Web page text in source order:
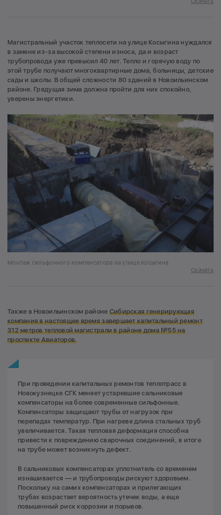
Магистральный участок теплосети на улице Косыгина нуждался
в замене из-за высокой степени износа, да и возраст
трубопровода уже превысил 40 лет. Тепло и горячую воду по
этой трубе получают многоквартирные дома, больницы, детские
сады и школы. В общей сложности 80 зданий в Новоильинском
районе. Грядущая зима должна пройти для них спокойно,
уверены энергетики.
Монтаж сильфонного компенсатора на улице Косыгина
Скачать
Также в Новоильинском районе Сибирская генерирующая
компания в настоящее время завершает капитальный ремонт
312 метров тепловой магистрали в районе дома №55 на
проспекте Авиаторов.
При проведении капитальных ремонтов теплотрасс в
Новокузнецке СГК меняет устаревшие сальниковые
компенсаторы на более современные сильфонные.
Компенсаторы защищают трубы от нагрузок при
перепадах температур. При нагреве длина стальных труб
увеличивается. Такая тепловая деформация способна
привести к повреждению сварочных соединений, в итоге
на трубе может возникнуть дефект.
В сальниковых компенсаторах уплотнитель со временем
изнашивается — и трубопроводы рискуют здоровьем.
Поскольку на самих компенсаторах и прилегающих
трубах возрастает вероятность утечек воды, а еще
повышенный риск коррозии и порывов.